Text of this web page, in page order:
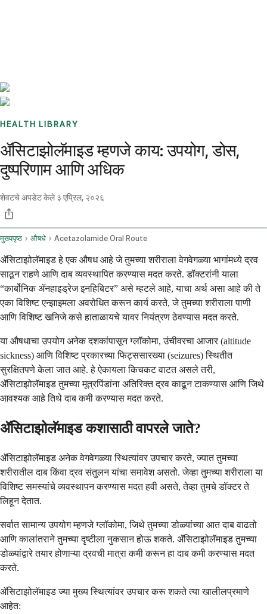
HEALTH LIBRARY
ॲसिटाझोलॅमाइड म्हणजे काय: उपयोग, डोस,
दुष्परिणाम आणि अधिक
शेवटचे अपडेट केले ३ एप्रिल, २०२६
मुख्यपृष्ठ औषधे Acetazolamide Oral Route
ॲसिटाझोलॅमाइड हे एक औषध आहे जे तुमच्या शरीराला वेगवेगळ्या भागांमध्ये द्रव
साठून राहणे आणि दाब व्यवस्थापित करण्यास मदत करते. डॉक्टरांनी याला
“कार्बोनिक ॲनहाइड्रेज इनहिबिटर” असे म्हटले आहे, याचा अर्थ असा आहे की ते
एका विशिष्ट एन्झाइमला अवरोधित करून कार्य करते, जे तुमच्या शरीराला पाणी
आणि विशिष्ट खनिजे कसे हाताळायचे यावर नियंत्रण ठेवण्यास मदत करते.
या औषधाचा उपयोग अनेक दशकांपासून ग्लॉकोमा, उंचीवरचा आजार (altitude
sickness) आणि विशिष्ट प्रकारच्या फिट्ससारख्या (seizures) स्थितीत
सुरक्षितपणे केला जात आहे. हे ऐकायला किचकट वाटत असले तरी,
ॲसिटाझोलॅमाइड तुमच्या मूत्रपिंडांना अतिरिक्त द्रव काढून टाकण्यास आणि जिथे
आवश्यक आहे तिथे दाब कमी करण्यास मदत करते.
ॲसिटाझोलॅमाइड कशासाठी वापरले जाते?
ॲसिटाझोलॅमाइड अनेक वेगवेगळ्या स्थित्यांवर उपचार करते, ज्यात तुमच्या
शरीरातील दाब किंवा द्रव संतुलन यांचा समावेश असतो. जेव्हा तुमच्या शरीराला या
विशिष्ट समस्यांचे व्यवस्थापन करण्यास मदत हवी असते, तेव्हा तुमचे डॉक्टर ते
लिहून देतात.
सर्वात सामान्य उपयोग म्हणजे ग्लॉकोमा, जिथे तुमच्या डोळ्यांच्या आत दाब वाढतो
आणि कालांतराने तुमच्या दृष्टीला नुकसान होऊ शकते. ॲसिटाझोलॅमाइड तुमच्या
डोळ्यांद्वारे तयार होणाऱ्या द्रवची मात्रा कमी करून हा दाब कमी करण्यास मदत
करते.
ॲसिटाझोलॅमाइड ज्या मुख्य स्थित्यांवर उपचार करू शकते त्या खालीलप्रमाणे
आहेत: